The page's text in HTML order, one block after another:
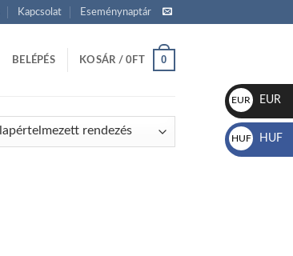
Kapcsolat Eseménynaptár
BELÉPÉS KOSÁR /0FT 0
EUR
€
EUR
HUF
Ft
HUF